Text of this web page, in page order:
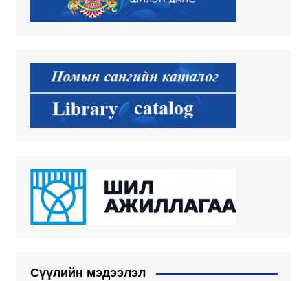
Сүүлийн мэдээлэл